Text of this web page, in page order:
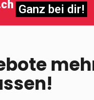
Ganz bei dir!